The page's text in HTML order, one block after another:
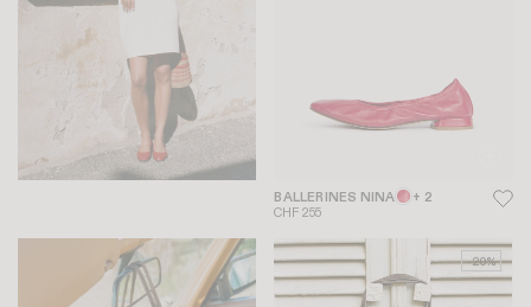
BALLERINES NINA + 2
CHF 255
-20%